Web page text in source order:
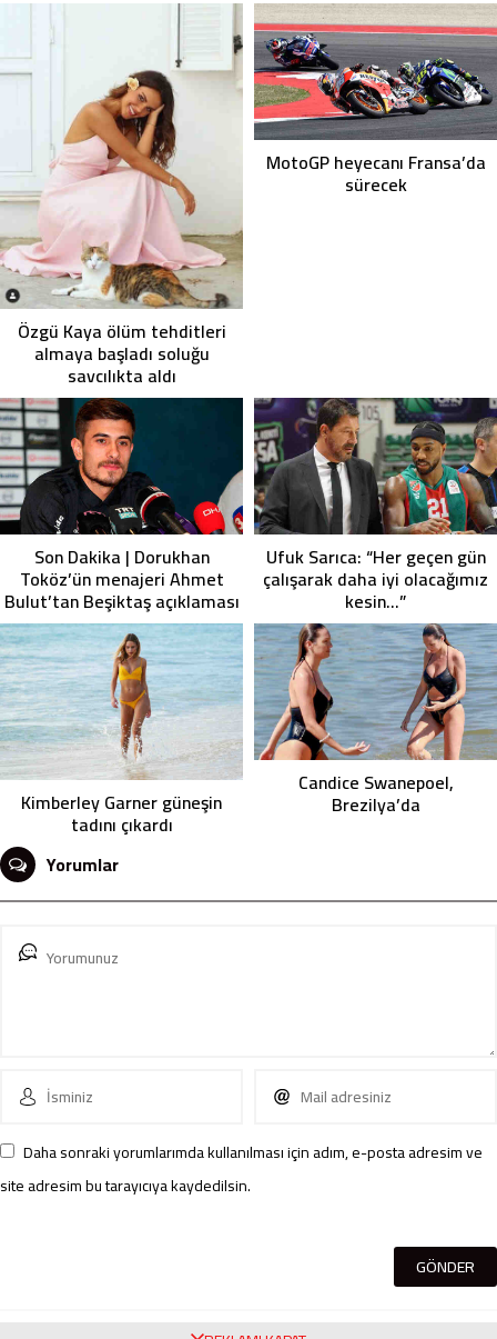
Özgü Kaya ölüm tehditleri
almaya başladı soluğu
savcılıkta aldı
MotoGP heyecanı Fransa’da
sürecek
Son Dakika | Dorukhan
Toköz’ün menajeri Ahmet
Bulut’tan Beşiktaş açıklaması
Ufuk Sarıca: “Her geçen gün
çalışarak daha iyi olacağımız
kesin…”
Kimberley Garner güneşin
tadını çıkardı
Candice Swanepoel,
Brezilya’da
Yorumlar
Daha sonraki yorumlarımda kullanılması için adım, e-posta adresim ve
site adresim bu tarayıcıya kaydedilsin.